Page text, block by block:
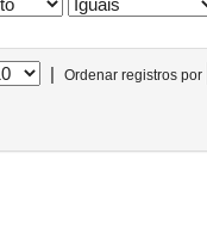
| Ordenar registros por